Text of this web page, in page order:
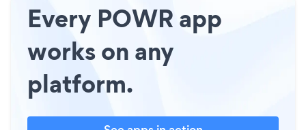
Every POWR app
works on any
platform.